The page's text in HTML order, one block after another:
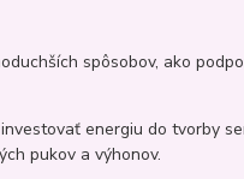
spôsobov, ako
energiu do tvorby
pukov a výhonov.